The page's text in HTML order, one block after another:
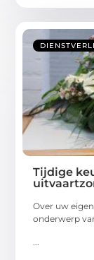
Tijdige
Over uw
onderwerp